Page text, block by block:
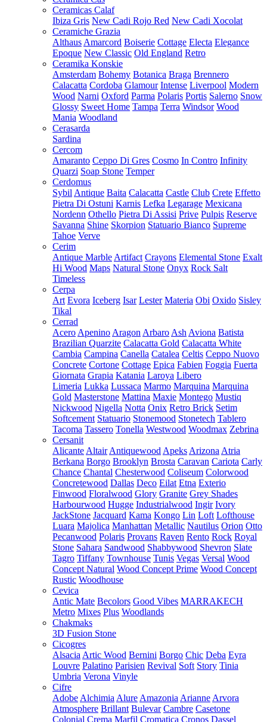
Ceramicas Calaf
Ibiza Gris New Cadi Rojo Red New Cadi Xocolat
Ceramiche Grazia
Althaus Amarcord Boiserie Cottage Electa Elegance
Epoque New Classic Old England Retro
Ceramika Konskie
Amsterdam Bohemy Botanica Braga Brennero
Calacatta Cordoba Glamour Intense Liverpool Modern
Wood Narni Oxford Parma Polaris Portis Salerno Snow
Glossy Sweet Home Tampa Terra Windsor Wood
Mania Woodland
Cerasarda
Sardina
Cercom
Amaranto Ceppo Di Gres Cosmo In Contro Infinity
Quarzi Soap Stone Temper
Cerdomus
Sybil Antique Baita Calacatta Castle Club Crete Effetto
Pietra Di Ostuni Karnis Lefka Legarage Mexicana
Nordenn Othello Pietra Di Assisi Prive Pulpis Reserve
Savanna Shine Skorpion Statuario Bianco Supreme
Tahoe Verve
Cerim
Antique Marble Artifact Crayons Elemental Stone Exalt
Hi Wood Maps Natural Stone Onyx Rock Salt
Timeless
Cerpa
Art Evora Iceberg Isar Lester Materia Obi Oxido Sisley
Tikal
Cerrad
Acero Apenino Aragon Arbaro Ash Aviona Batista
Brazilian Quarzite Calacatta Gold Calacatta White
Cambia Campina Canella Catalea Celtis Ceppo Nuovo
Concrete Cortone Cottage Epica Fabien Foggia Fuerta
Giornata Grapia Katania Laroya Libero
Limeria Lukka Lussaca Marmo Marquina Marquina
Gold Masterstone Mattina Maxie Montego Mustiq
Nickwood Nigella Notta Onix Retro Brick Setim
Softcement Statuario Stonemood Stonetech Tablero
Tacoma Tassero Tonella Westwood Woodmax Zebrina
Cersanit
Alicante Altair Antiquewood Apeks Arizona Atria
Berkana Borgo Brooklyn Brosta Caravan Cariota Carly
Chance Chantal Chesterwood Coliseum Colorwood
Concretewood Dallas Deco Eilat Etna Exterio
Finwood Floralwood Glory Granite Grey Shades
Harbourwood Hugge Industrialwood Ingir Ivory
JackStone Jacquard Kama Kongo Lin Loft Lofthouse
Luara Majolica Manhattan Metallic Nautilus Orion Otto
Pecanwood Polaris Provans Raven Rento Rock Royal
Stone Sahara Sandwood Shabbywood Shevron Slate
Tagro Tiffany Townhouse Tunis Vegas Versal Wood
Concept Natural Wood Concept Prime Wood Concept
Rustic Woodhouse
Cevica
Antic Mate Becolors Good Vibes MARRAKECH
Metro Mixes Plus Woodlands
Chakmaks
3D Fusion Stone
Cicogres
Alsacia Artic Wood Bernini Borgo Chic Deba Eyra
Louvre Palatino Parisien Revival Soft Story Tinia
Umbria Verona Vinyle
Cifre
Adobe Alchimia Alure Amazonia Arianne Arvora
Atmosphere Brillant Bulevar Cambre Casetone
Colonial Crema Marfil Cromatica Cronos Dassel